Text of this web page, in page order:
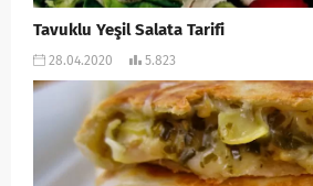
Tavuklu Yeşil Salata Tarifi
28.04.2020 5.823